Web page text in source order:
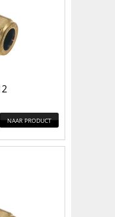
NAAR PRODUCT